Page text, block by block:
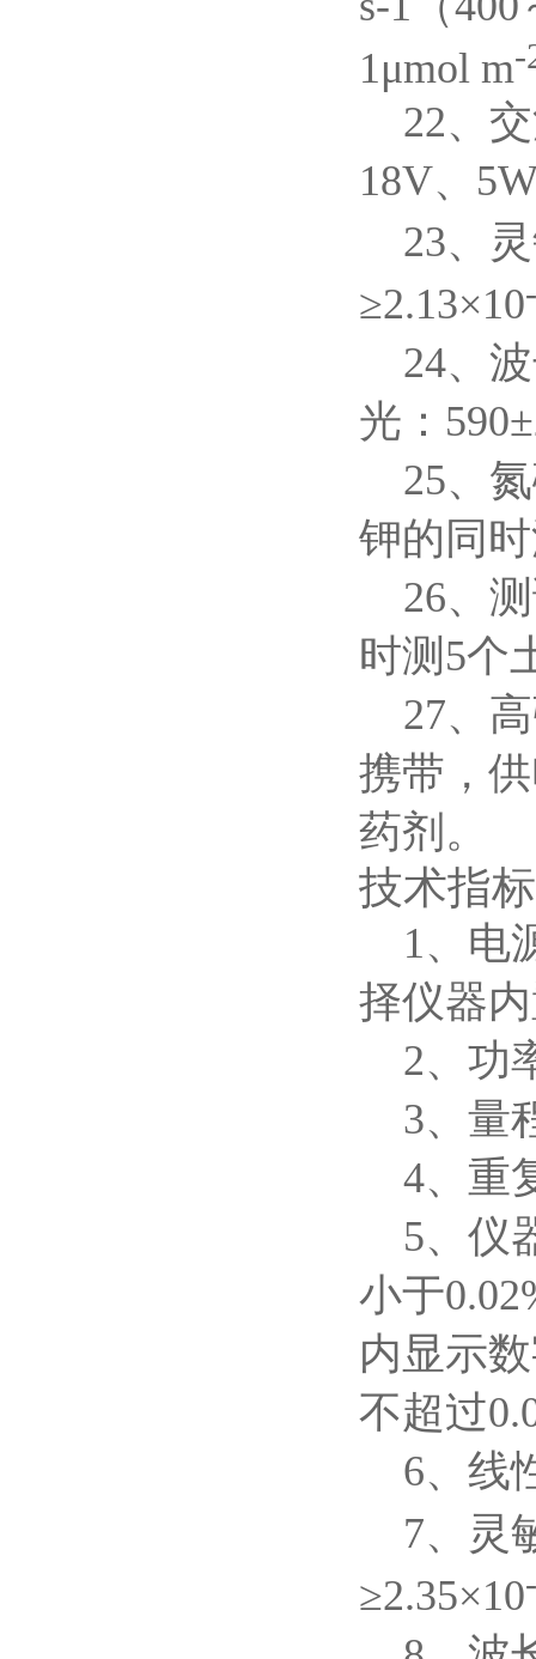
1μmol m-
22、
18V、
23、
≥2.13×10
24、
光：
25、
钾的同
26、
时测5个
27、
携带，
药剂。
技术指标
1、电
择仪器
2、功
3、量
4、重
5、仪
小于
内显示
不超过
6、线
7、灵
≥2.35×10